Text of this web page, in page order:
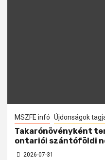
MSZFE infó Újdonságok
Takarónövényként
ontariói szántóföldi
2026-07-31